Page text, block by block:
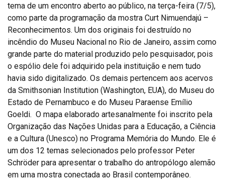
tema de um encontro aberto ao público, na terça-feira (7/5),
como parte da programação da mostra Curt Nimuendajú –
Reconhecimentos. Um dos originais foi destruído no
incêndio do Museu Nacional no Rio de Janeiro, assim como
grande parte do material produzido pelo pesquisador, pois
o espólio dele foi adquirido pela instituição e nem tudo
havia sido digitalizado. Os demais pertencem aos acervos
da Smithsonian Institution (Washington, EUA), do Museu do
Estado de Pernambuco e do Museu Paraense Emílio
Goeldi. O mapa elaborado artesanalmente foi inscrito pela
Organização das Nações Unidas para a Educação, a Ciência
e a Cultura (Unesco) no Programa Memória do Mundo. Ele é
um dos 12 temas selecionados pelo professor Peter
Schröder para apresentar o trabalho do antropólogo alemão
em uma mostra conectada ao Brasil contemporâneo.